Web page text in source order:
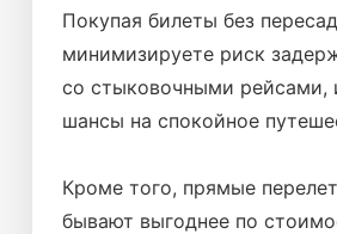
Покупая билеты без
минимизируете риск
со стыковочными рейсами,
шансы на спокойное
Кроме того, прямые
бывают выгоднее по